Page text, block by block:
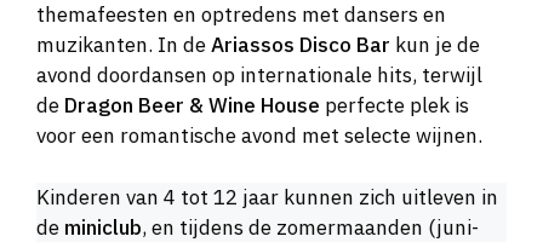
themafeesten en optredens met dansers en
muzikanten. In deAriassos Disco Bar kun je de
avond doordansen op internationale hits, terwijl
de Dragon Beer & Wine House perfecte plek is
voor een romantische avond met selecte wijnen.
Kinderen van 4 tot 12 jaar kunnen zich uitleven in
de miniclub, en tijdens de zomermaanden (juni-